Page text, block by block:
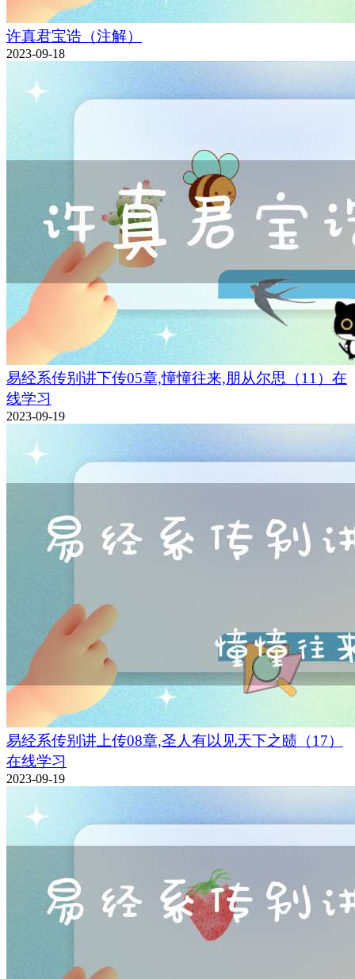
许真君宝诰（注解）
2023-09-18
易经系传别讲下传05章,憧憧往来,朋从尔思（11）在
线学习
2023-09-19
易经系传别讲上传08章,圣人有以见天下之赜（17）
在线学习
2023-09-19